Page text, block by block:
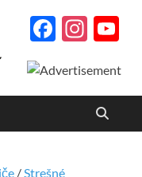
Autozine
motorizme s množstvom
reportáží
/Strešné